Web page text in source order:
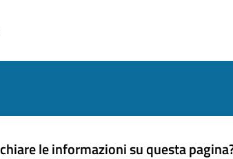
le informazioni su questa